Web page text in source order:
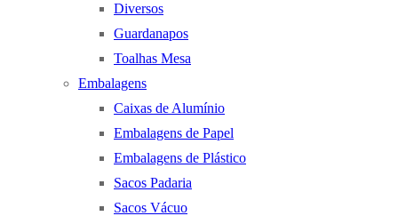
Diversos
Guardanapos
Toalhas Mesa
Embalagens
Caixas de Alumínio
Embalagens de Papel
Embalagens de Plástico
Sacos Padaria
Sacos Vácuo